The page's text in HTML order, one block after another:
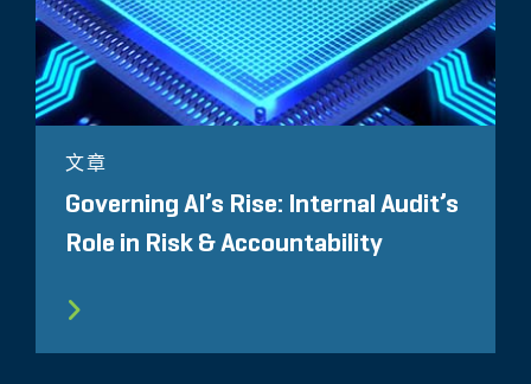
文章
Governing AI’s Rise: Internal Audit’s
Role in Risk & Accountability